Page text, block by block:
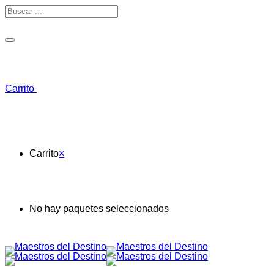
Toggle navigation
Carrito
Carrito×
No hay paquetes seleccionados